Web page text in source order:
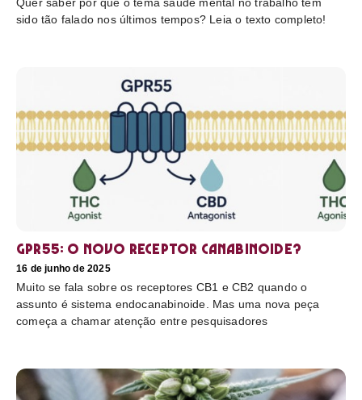
sido tão falado nos últimos tempos? Leia o texto completo!
GPR55: o novo receptor canabinoide?
16 de junho de 2025
Muito se fala sobre os receptores CB1 e CB2 quando o
assunto é sistema endocanabinoide. Mas uma nova peça
começa a chamar atenção entre pesquisadores